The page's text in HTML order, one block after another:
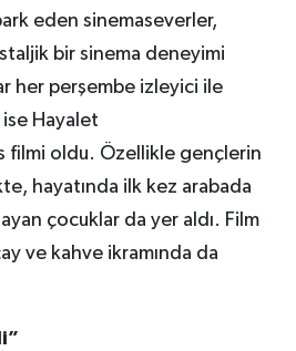
eden sinemaseverler,
bir sinema deneyimi
her perşembe izleyici ile
Hayalet
filmi oldu. Özellikle gençlerin
hayatında ilk kez arabada
çocuklar da yer aldı. Film
ve kahve ikramında da